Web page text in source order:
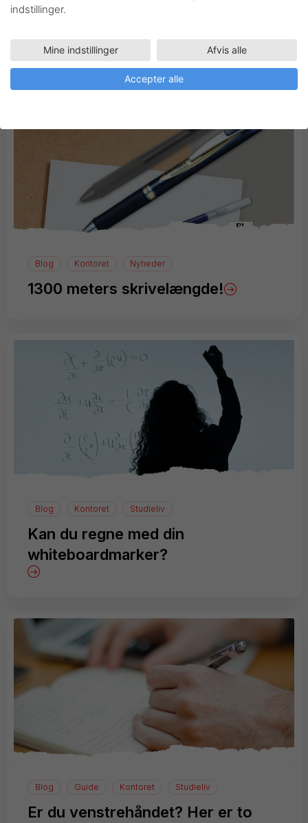
Inspiration
Blog Kontoret Nyheder
1300 meters skrivelængde!
Blog Kontoret Studieliv
Kan du regne med din
whiteboardmarker?
Blog Guide Kontoret Studieliv
Er du venstrehåndet? Her er to
indstillinger.
Mine indstillinger Afvis alle
Accepter alle